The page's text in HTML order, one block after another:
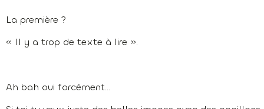
La première ?
« Il y a trop de texte à lire ».
Ah bah oui forcément…